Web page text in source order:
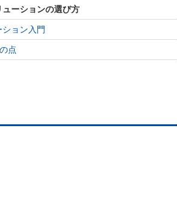
ーションの選び方
ョン入門
点